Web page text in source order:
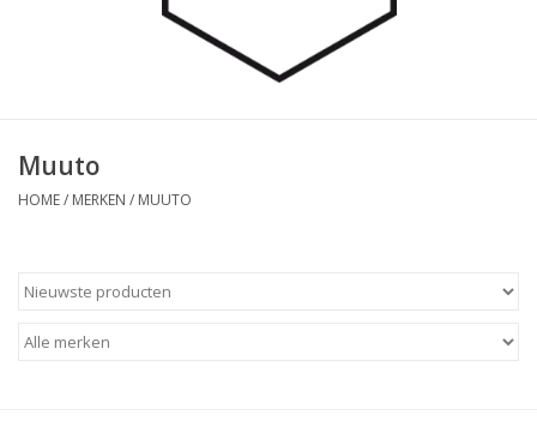
Merken
Muuto
HOME/ MERKEN / MUUTO